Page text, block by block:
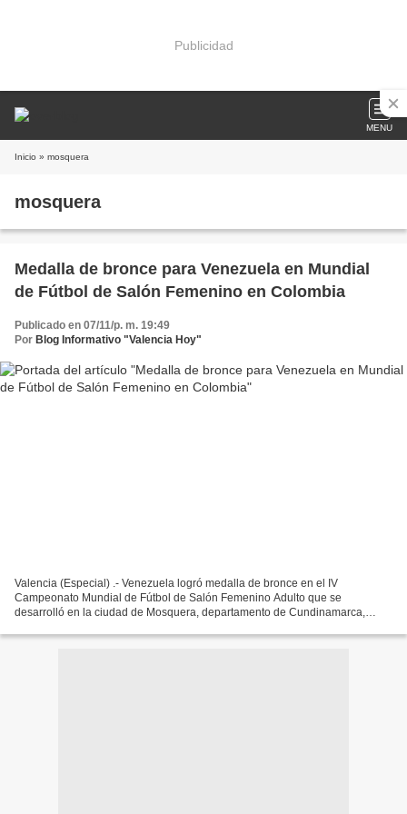
Publicidad
MENU
Inicio » mosquera
mosquera
Medalla de bronce para Venezuela en Mundial
de Fútbol de Salón Femenino en Colombia
Publicado en 07/11/p. m. 19:49
Por Blog Informativo "Valencia Hoy"
Valencia (Especial) .- Venezuela logró medalla de bronce en el IV
Campeonato Mundial de Fútbol de Salón Femenino Adulto que se
desarrolló en la ciudad de Mosquera, departamento de Cundinamarca,